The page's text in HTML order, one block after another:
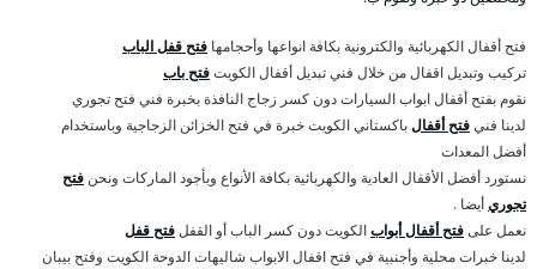
فتح أقفال الكهربائية والكترونية بكافة انواعها وأحجامها فتح قفل الباب
تركيب وتبديل اقفال من خلال فني تبديل أقفال الكويتفتح باب
نقوم بفتح أقفال ابواب السيارات دون كسر زجاج النافذة بخبرة فني فتح تجوري
لدينا فنيفتح أقفالباكستاني الكويت خبرة في فتح الخزائن الزجاجية وباستخدام
أفضل المعدات
نستورد أفضل الأقفال العادية والكهربائية بكافة الأنواع وبأجود الماركات ونحن فتح
تجوريأيضا .
نعمل علىفتح أقفال أبوابالكويت دون كسر الباب أو القفلفتح قفل
لدينا خبرات محلية وأجنبية في فتح اقفال الابواب شاليهات الدوحة الكويت وفتح بيبان